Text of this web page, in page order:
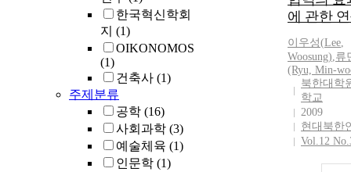
한국혁신학회
지 (1)
OIKONOMOS
(1)
건축사 (1)
주제분류
공학 (16)
사회과학 (3)
예술체육 (1)
인문학 (1)
에 관한
이우성(Lee,
Woosung),류
(Ryu, Min-
북한대학
학교
2009
현대북한
Vol.12